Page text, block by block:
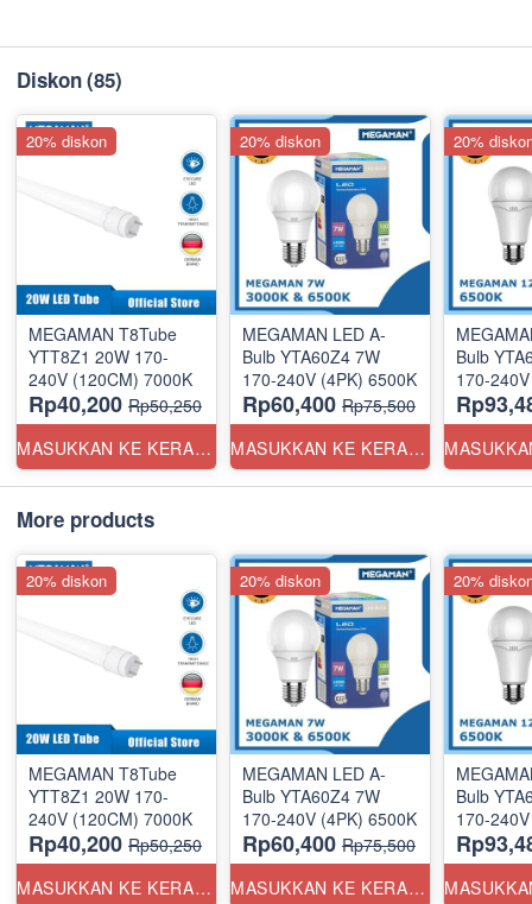
Diskon(85)
MEGAMAN T8Tube
YTT8Z1 20W 170-
240V (120CM) 7000K
Rp40,200 Rp50,250
MASUKKAN KE KERANJANG
20% diskon
MEGAMAN LED A-
Bulb YTA60Z4 7W
170-240V (4PK) 6500K
Rp60,400 Rp75,500
MASUKKAN KE KERANJANG
20% diskon
Bulb
170-
20%
More products
MEGAMAN T8Tube
YTT8Z1 20W 170-
240V (120CM) 7000K
Rp40,200 Rp50,250
MASUKKAN KE KERANJANG
20% diskon
MEGAMAN LED A-
Bulb YTA60Z4 7W
170-240V (4PK) 6500K
Rp60,400 Rp75,500
MASUKKAN KE KERANJANG
20% diskon
Bulb
170-
20%